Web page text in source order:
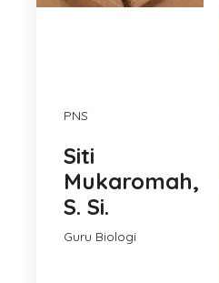
PNS
Siti
Mukaromah,
S. Si.
Guru Biologi